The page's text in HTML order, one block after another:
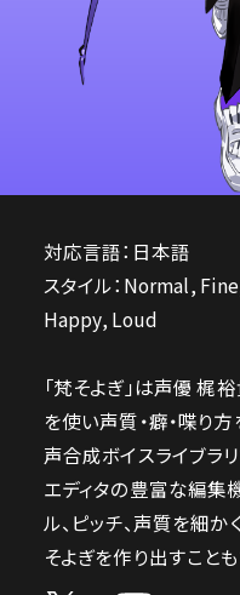
対応言語：日本語
スタイル：Normal,
Happy, Loud
「梵そよぎ」は声優 梶
を使い声質・癖・喋り
声合成ボイスライブラリ
エディタの豊富な編集
ル、ピッチ、声質を細
そよぎを作り出すことも